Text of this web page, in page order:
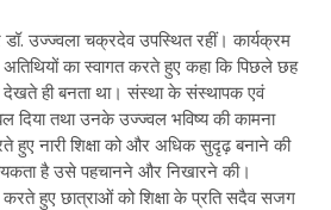
डॉ. उज्ज्वला चक्रदेव उपस्थित रहीं। कार्यक्रम
अतिथियों का स्वागत करते हुए कहा कि पिछले छह
देखते ही बनता था। संस्था के संस्थापक एवं
दिया तथा उनके उज्ज्वल भविष्य की कामना
हुए नारी शिक्षा को और अधिक सुदृढ़ बनाने की
है उसे पहचानने और निखारने की।
करते हुए छात्राओं को शिक्षा के प्रति सदैव सजग